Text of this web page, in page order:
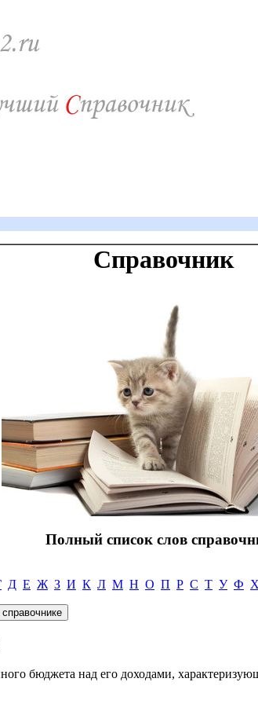
Справочник
Полный список слов
Д Е Ж З И К Л М Н О П Р С Т У Ф Х
бюджета над его доходами,